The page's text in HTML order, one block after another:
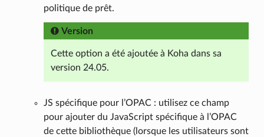
politique de prêt.
Version
Cette option a été ajoutée à Koha dans sa
version 24.05.
JS spécifique pour l’OPAC : utilisez ce champ
pour ajouter du JavaScript spécifique à l’OPAC
de cette bibliothèque (lorsque les utilisateurs sont